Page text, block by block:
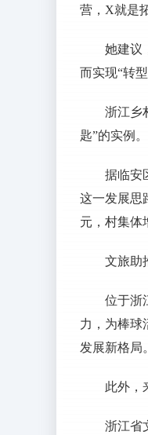
营，X就是
她建议
而实现“转
浙江乡
匙”的实例。
据临安
这一发展思
元，村集体
文旅助
位于浙
力，为棒球
发展新格局。
此外，
浙江省